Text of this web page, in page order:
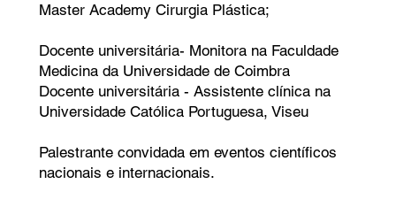
Master Academy Cirurgia Plástica;
Docente universitária- Monitora na Faculdade
Medicina da Universidade de Coimbra
Docente universitária - Assistente clínica na
Universidade Católica Portuguesa, Viseu
Palestrante convidada em eventos científicos
nacionais e internacionais.